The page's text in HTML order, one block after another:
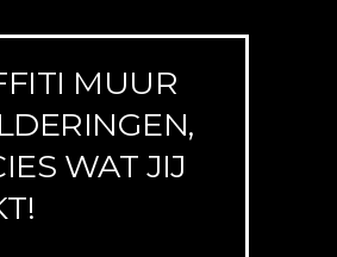
MUUR
WAT JIJ